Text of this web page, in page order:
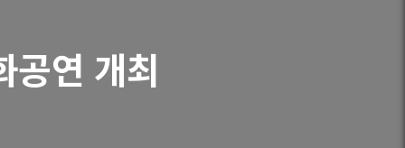
공연 개최